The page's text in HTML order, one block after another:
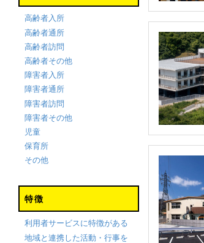
高齢者入所
高齢者通所
高齢者訪問
高齢者その他
障害者入所
障害者通所
障害者訪問
障害者その他
児童
保育所
その他
特徴
利用者サービスに特徴がある
地域と連携した活動・行事を